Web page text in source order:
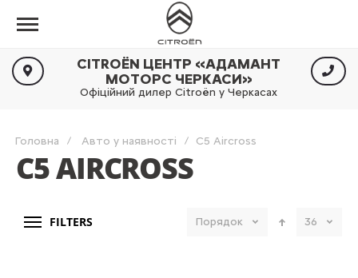
CITROËN ЦЕНТР «АДАМАНТ
МОТОРС ЧЕРКАСИ»
Офіційний дилер Citroën у Черкасах
Головна Авто у наявності C5 Aircross
C5 AIRCROSS
FILTERS Порядок 36